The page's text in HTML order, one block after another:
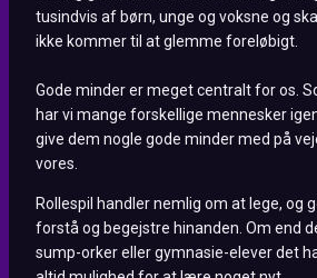
tusindvis af børn, unge og voksne og
ikke kommer til at glemme foreløbigt.
Gode minder er meget centralt for os.
har vi mange forskellige mennesker
give dem nogle gode minder med på
vores.
Rollespil handler nemlig om at lege, og
forstå og begejstre hinanden. Om end
sump-orker eller gymnasie-elever det